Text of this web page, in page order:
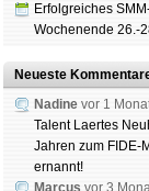
Erfolgreiches
Wochenende 26.-
Neueste
Nadine vor 1
Talent Laertes
Jahren zum FIDE-
ernannt!
Marcus vor 3